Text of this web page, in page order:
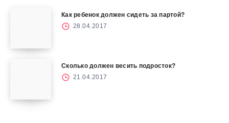
Как ребенок должен сидеть за партой?
28.04.2017
Сколько должен весить подросток?
21.04.2017